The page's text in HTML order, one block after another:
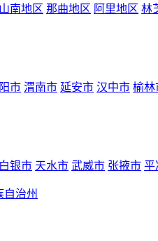
山南地区 那曲地区 阿里地区 林
市 渭南市 延安市 汉中市 榆林
白银市 天水市 武威市 张掖市 平
自治州